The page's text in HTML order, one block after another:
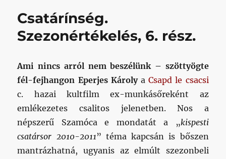
Csatárínség.
Szezonértékelés, 6. rész.
Ami nincs arról nem beszélünk – szöttyögte
fél-fejhangon Eperjes KárolyaCsapd le csacsi
c. hazai kultfilm ex-munkásőreként az
emlékezetes csalitos jelenetben. Nos a
népszerű Szamóca e mondatát a „kispesti
csatársor 2010-2011” téma kapcsán is bőszen
mantrázhatná, ugyanis az elmúlt szezonbeli